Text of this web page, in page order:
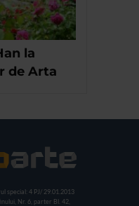
la
de Arta
special: 4 PJ/ 29.01.2013
Nr. 6, parter Bl. 42,